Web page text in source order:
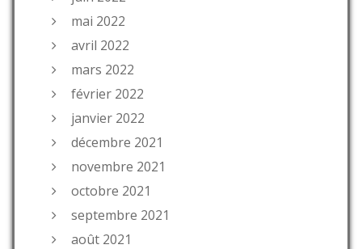
mai 2022
avril 2022
mars 2022
février 2022
janvier 2022
décembre 2021
novembre 2021
octobre 2021
septembre 2021
août 2021